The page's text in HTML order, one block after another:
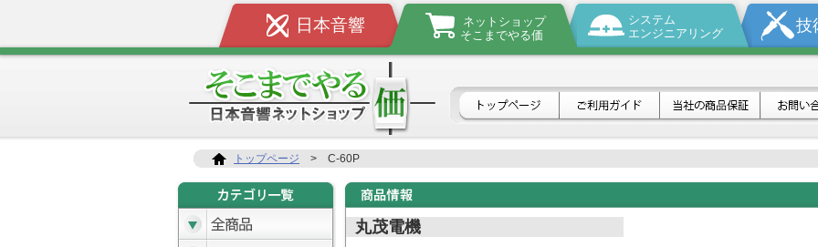
日本音響
ネットショップ
そこまでやる価
システム
エンジニアリング
技
トップページ > C-60P
丸茂電機